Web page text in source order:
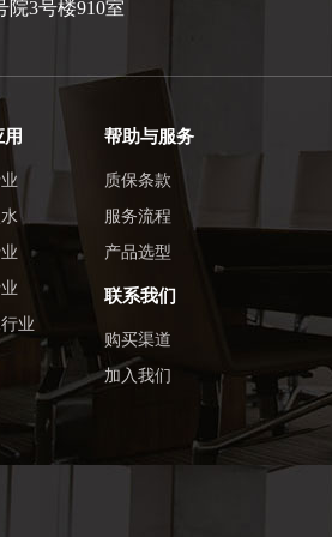
院3号楼910室
业
帮助与服务
质保条款
服务流程
产品选型
联系我们
购买渠道
加入我们